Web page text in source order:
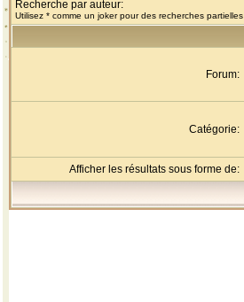
Recherche par auteur:
Utilisez * comme un joker pour des recherches partielles
Forum:
Catégorie:
Afficher les résultats sous forme de: